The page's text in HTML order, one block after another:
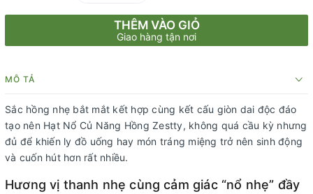
THÊM VÀO GIỎ
Giao hàng tận nơi
MÔ TẢ
Sắc hồng nhẹ bắt mắt kết hợp cùng kết cấu giòn dai độc đáo
tạo nên Hạt Nổ Củ Năng Hồng Zestty, không quá cầu kỳ nhưng
đủ để khiến ly đồ uống hay món tráng miệng trở nên sinh động
và cuốn hút hơn rất nhiều.
Hương vị thanh nhẹ cùng cảm giác “nổ nhẹ” đầy